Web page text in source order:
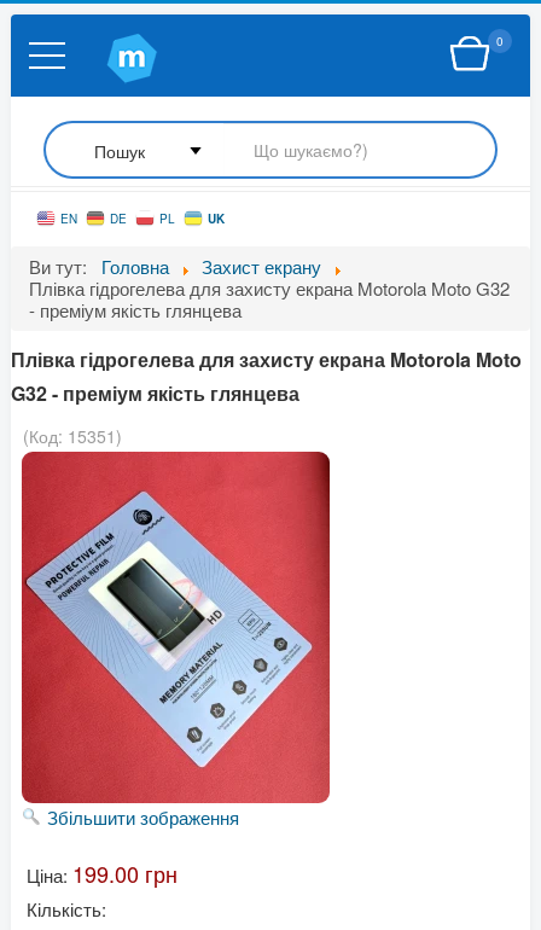
0
EN DE PL UK
Ви тут: Головна
Захист екрану
Плівка гідрогелева для захисту екрана Motorola Moto G32
- преміум якість глянцева
Плівка гідрогелева для захисту екрана Motorola Moto
G32 - преміум якість глянцева
(Код: 15351)
Збільшити зображення
Ціна: 199.00 грн
Кількість: